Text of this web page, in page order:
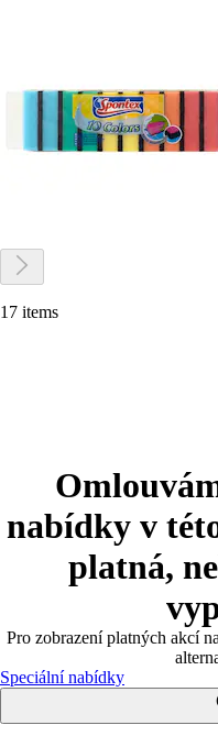
17 items
nabídky v
platná,
Pro zobrazení platných akcí
Speciální nabídky